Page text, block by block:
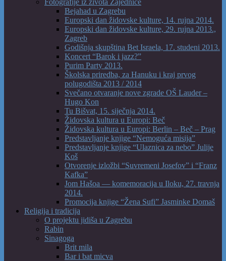
Fotografije iz života Zajednice
Bejahad u Zagrebu
Europski dan židovske kulture, 14. rujna 2014.
Europski dan židovske kulture, 29. rujna 2013.,
Zagreb
Godišnja skupština Bet Israela, 17. studeni 2013.
Koncert “Barok i jazz?”
Purim Party 2013.
Školska priredba, za Hanuku i kraj prvog
polugodišta 2013 / 2014
Svečano otvaranje nove zgrade OŠ Lauder –
Hugo Kon
Tu Bišvat, 15. siječnja 2014.
Židovska kultura u Europi: Beč
Židovska kultura u Europi: Berlin – Beč – Prag
Predstavljanje knjige “Nemoguća misija”
Predstavljanje knjige “Ulaznica za nebo” Julije
Koš
Otvorenje izložbi “Suvremeni Josefov” i “Franz
Kafka”
Jom Hašoa — komemoracija u Iloku, 27. travnja
2014.
Promocija knjige “Žena Sufi” Jasminke Domaš
Religija i tradicija
O projektu jidiša u Zagrebu
Rabin
Sinagoga
Brit mila
Bar i bat micva